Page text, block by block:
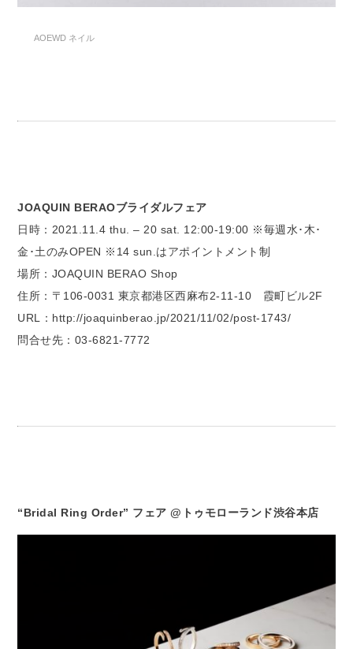
AOEWD ネイル
JOAQUIN BERAOブライダルフェア
日時：2021.11.4 thu. – 20 sat. 12:00-19:00 ※毎週水･木･
金･土のみOPEN ※14 sun.はアポイントメント制
場所：JOAQUIN BERAO Shop
住所：〒106-0031 東京都港区西麻布2-11-10 霞町ビル2F
URL：http://joaquinberao.jp/2021/11/02/post-1743/
問合せ先：03-6821-7772
“Bridal Ring Order” フェア @トゥモローランド渋谷本店